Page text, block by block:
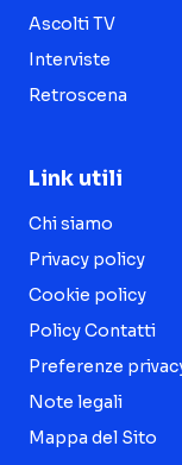
Ascolti TV
Interviste
Retroscena
Link utili
Chi siamo
Privacy policy
Cookie policy
Policy Contatti
Preferenze
Note legali
Mappa del Sito